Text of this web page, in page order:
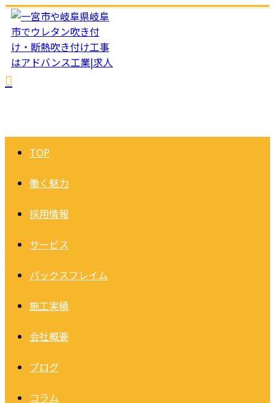
TOP
働く魅力
採用情報
サービス
パックスフレイム
施工実績
会社概要
ブログ
コラム